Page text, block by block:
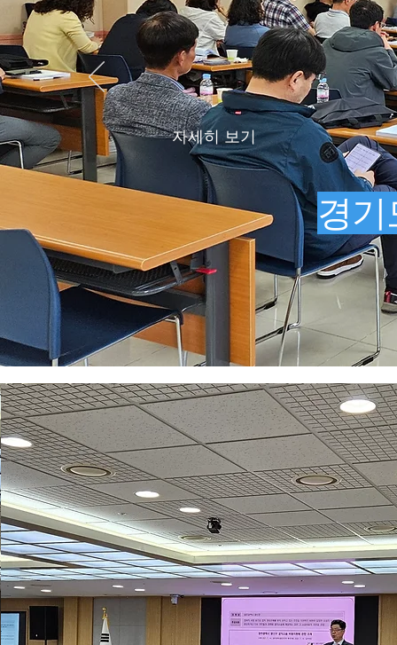
자세히 보기
경기